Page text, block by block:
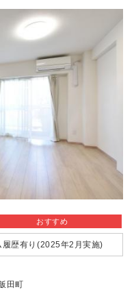
おすすめ
歴有り(2025年2月実施)
田町